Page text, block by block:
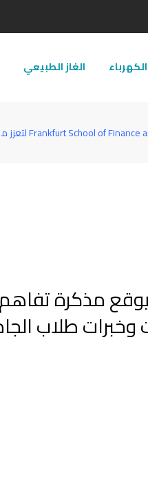
الكهرباء الغاز الطبيعي